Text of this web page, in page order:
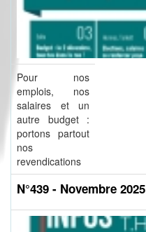
Pour nos
emplois, nos
salaires et un
autre budget :
portons partout
nos
revendications
N°439 - Novembre 2025